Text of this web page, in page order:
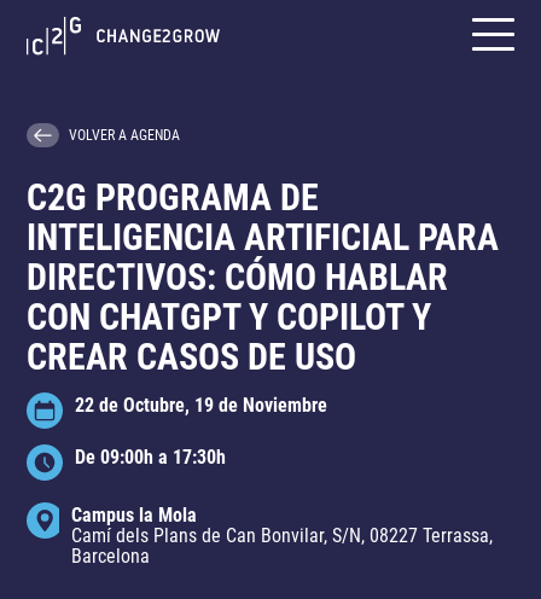
VOLVER A AGENDA
C2G PROGRAMA DE
INTELIGENCIA ARTIFICIAL PARA
DIRECTIVOS: CÓMO HABLAR
CON CHATGPT Y COPILOT Y
CREAR CASOS DE USO
22 de Octubre, 19 de Noviembre
De 09:00h a 17:30h
Campus la Mola
Camí dels Plans de Can Bonvilar, S/N, 08227 Terrassa,
Barcelona